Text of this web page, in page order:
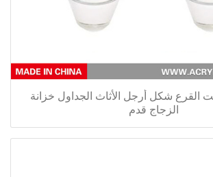
القرع شكل أرجل الأثاث الجداول خزانة
الزجاج قدم